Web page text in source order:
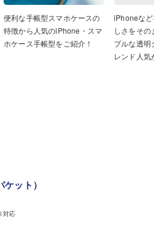
便利な手帳型スマホケースの
特徴から人気のiPhone・スマ
ホケース手帳型をご紹介！
iPhoneな
しさをそ
プルな透明
レンド人気
ット）
対応